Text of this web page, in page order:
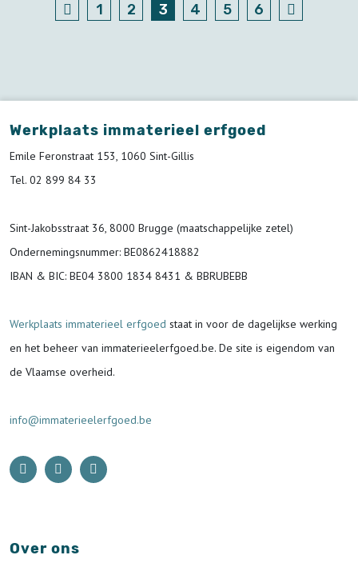
1 2 3 4 5 6
Werkplaats immaterieel erfgoed
Emile Feronstraat 153, 1060 Sint-Gillis
Tel. 02 899 84 33
Sint-Jakobsstraat 36, 8000 Brugge (maatschappelijke zetel)
Ondernemingsnummer: BE0862418882
IBAN & BIC: BE04 3800 1834 8431 & BBRUBEBB
Werkplaats immaterieel erfgoed staat in voor de dagelijkse werking
en het beheer van immaterieelerfgoed.be. De site is eigendom van
de Vlaamse overheid.
info@immaterieelerfgoed.be
Over ons